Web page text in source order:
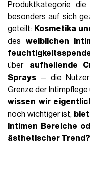
Produktkategorie
besonders auf sich
geteilt: Kosmetika
desweiblichen
über aufhellende
Sprays — die Nutzer
Grenze der Intimpflege
wissen wir
noch wichtiger ist,
intimen Bereiche
ästhetischer Trend?